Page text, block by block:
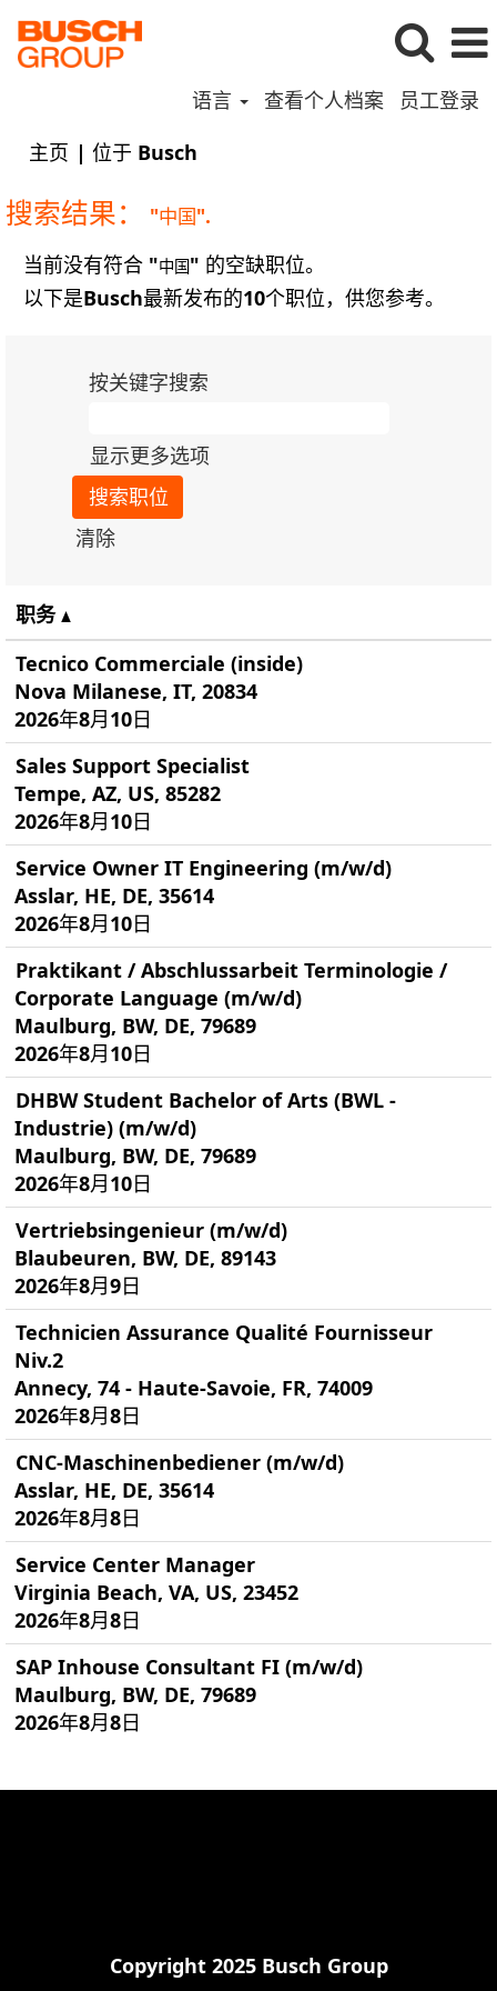
语言 查看个人档案
员工登录
主页 | 位于 Busch
页
搜索结果：
"中国".
当前没有符合 "中国" 的空缺职位。
以下是Busch最新发布的10个职位，供您参考。
按关键字搜索
显示更多选项
清除
职务
Tecnico Commerciale (inside)
Nova Milanese, IT, 20834
2026年8月10日
Sales Support Specialist
Tempe, AZ, US, 85282
2026年8月10日
Service Owner IT Engineering (m/w/d)
Asslar, HE, DE, 35614
2026年8月10日
Praktikant / Abschlussarbeit Terminologie /
Corporate Language (m/w/d)
Maulburg, BW, DE, 79689
2026年8月10日
DHBW Student Bachelor of Arts (BWL -
Industrie) (m/w/d)
Maulburg, BW, DE, 79689
2026年8月10日
Vertriebsingenieur (m/w/d)
Blaubeuren, BW, DE, 89143
2026年8月9日
Technicien Assurance Qualité Fournisseur
Niv.2
Annecy, 74 - Haute-Savoie, FR, 74009
2026年8月8日
CNC-Maschinenbediener (m/w/d)
Asslar, HE, DE, 35614
2026年8月8日
Service Center Manager
Virginia Beach, VA, US, 23452
2026年8月8日
SAP Inhouse Consultant FI (m/w/d)
Maulburg, BW, DE, 79689
2026年8月8日
Copyright 2025 Busch Group